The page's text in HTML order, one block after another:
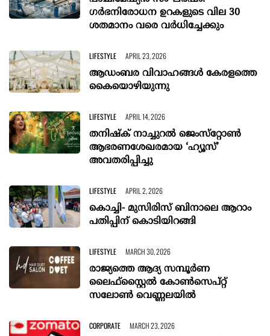
ഗർഭനിരോധന ഉറകളുടെ വില 30
ശതമാനം വരെ വർധിച്ചേക്കും
LIFESTYLE APRIL 23, 2026
ആഡംബര വിവാഹങ്ങള്‍ കേരളത്തെ
കൈയൊഴിയുന്നു
LIFESTYLE APRIL 14, 2026
തനിഷ്‌ക് നാച്ചുറൽ ജെംസ്‌റ്റോണ്‍
ആഭരണശേഖരമായ ‘ഹ്യൂസ്’
അവതരിപ്പിച്ചു
LIFESTYLE APRIL 2, 2026
കൊച്ചി- മുസിരിസ് ബിനാലെ ആറാം
പതിപ്പിന് കൊടിയിറങ്ങി
LIFESTYLE MARCH 30, 2026
രാജ്യത്തെ ആദ്യ സമ്പൂർണ
ലൈഫ്‌സ്റ്റൈൽ കോൺസെപ്റ്റ്
സലോൺ വെണ്ണലയിൽ
CORPORATE MARCH 23, 2026